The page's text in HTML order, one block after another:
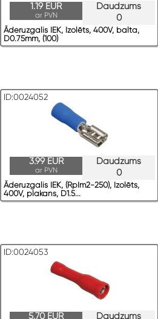
Daudzums
0
1.19 EUR
ar PVN
Āderuzgalis IEK, Izolēts, 400V, balta,
D0.75mm, (100)
ID:0024052
Daudzums
0
3.99 EUR
ar PVN
Āderuzgalis IEK, (RpIm2-250), Izolēts,
400V, plakans, D1.5...
ID:0024053
Daudzums
5.70 EUR